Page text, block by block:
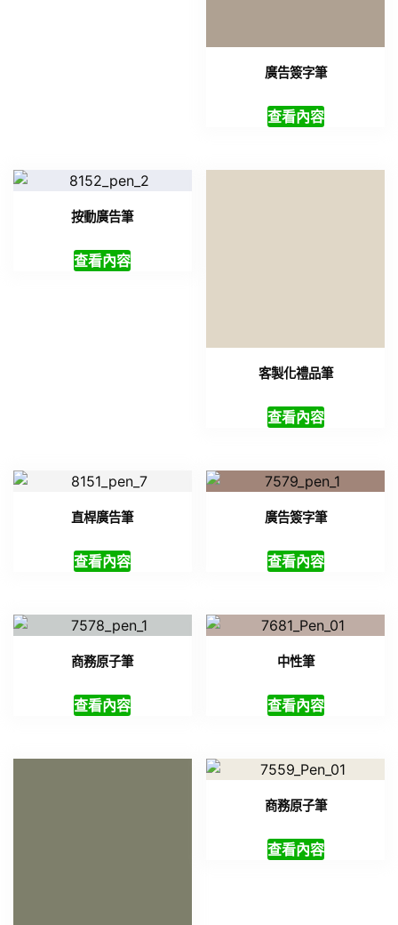
廣告簽字筆
查看內容
按動廣告筆
查看內容
客製化禮品筆
查看內容
直桿廣告筆
查看內容
廣告簽字筆
查看內容
商務原子筆
查看內容
中性筆
查看內容
商務原子筆
查看內容